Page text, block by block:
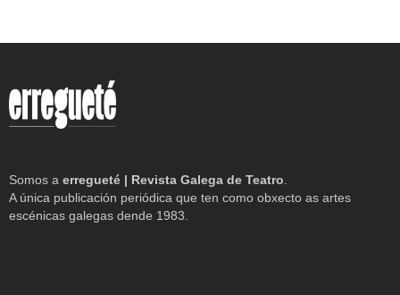
Somos a erregueté | Revista Galega de Teatro
A única publicación periódica que ten como obxecto as artes
escénicas galegas dende 1983.